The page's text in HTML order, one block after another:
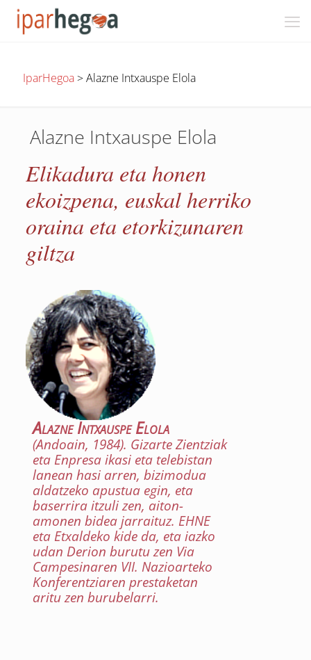
IparHegoa>Alazne Intxauspe Elola
Alazne Intxauspe Elola
Elikadura eta honen
ekoizpena, euskal herriko
oraina eta etorkizunaren
giltza
Alazne Intxauspe Elola
(Andoain, 1984). Gizarte Zientziak
eta Enpresa ikasi eta telebistan
lanean hasi arren, bizimodua
aldatzeko apustua egin, eta
baserrira itzuli zen, aiton-
amonen bidea jarraituz. EHNE
eta Etxaldeko kide da, eta iazko
udan Derion burutu zen Via
Campesinaren VII. Nazioarteko
Konferentziaren prestaketan
aritu zen burubelarri.